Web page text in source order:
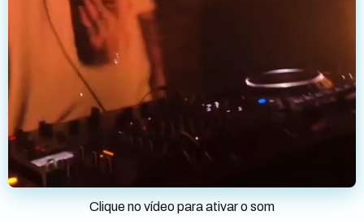
Clique no vídeo para ativar o som